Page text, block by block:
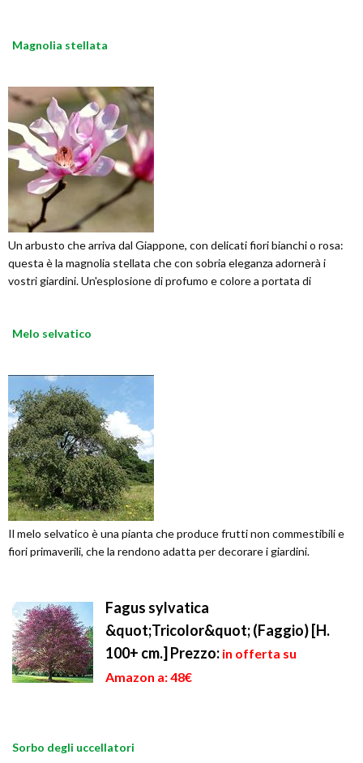
Magnolia stellata
Un arbusto che arriva dal Giappone, con delicati fiori bianchi o rosa:
questa è la magnolia stellata che con sobria eleganza adornerà i
vostri giardini. Un'esplosione di profumo e colore a portata di
Melo selvatico
Il melo selvatico è una pianta che produce frutti non commestibili e
fiori primaverili, che la rendono adatta per decorare i giardini.
Fagus sylvatica
&quot;Tricolor&quot; (Faggio) [H.
100+ cm.] Prezzo: in offerta su
Amazon a: 48€
Sorbo degli uccellatori